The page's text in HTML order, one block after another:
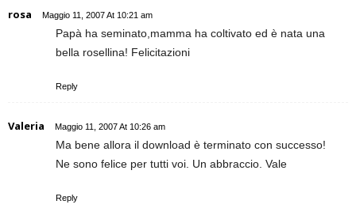
rosa Maggio 11, 2007 At 10:21 am
Papà ha seminato,mamma ha coltivato ed è nata una
bella rosellina! Felicitazioni
Reply
Valeria Maggio 11, 2007 At 10:26 am
Ma bene allora il download è terminato con successo!
Ne sono felice per tutti voi. Un abbraccio. Vale
Reply